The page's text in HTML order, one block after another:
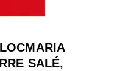
SALÉ,